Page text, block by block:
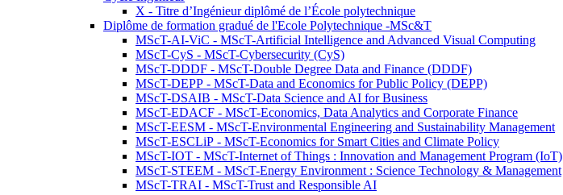
X - Titre d’Ingénieur diplômé de l’École polytechnique
Diplôme de formation gradué de l'Ecole Polytechnique -MSc&T
MScT-AI-ViC - MScT-Artificial Intelligence and Advanced Visual Computing
MScT-CyS - MScT-Cybersecurity (CyS)
MScT-DDDF - MScT-Double Degree Data and Finance (DDDF)
MScT-DEPP - MScT-Data and Economics for Public Policy (DEPP)
MScT-DSAIB - MScT-Data Science and AI for Business
MScT-EDACF - MScT-Economics, Data Analytics and Corporate Finance
MScT-EESM - MScT-Environmental Engineering and Sustainability Management
MScT-ESCLiP - MScT-Economics for Smart Cities and Climate Policy
MScT-IOT - MScT-Internet of Things : Innovation and Management Program (IoT)
MScT-STEEM - MScT-Energy Environment : Science Technology & Management
MScT-TRAI - MScT-Trust and Responsible AI